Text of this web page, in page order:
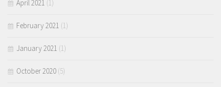
April 2021 (1)
February 2021 (1)
January 2021 (1)
October 2020 (5)